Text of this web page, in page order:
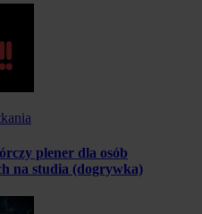
plener dla osób
na studia (dogrywka)